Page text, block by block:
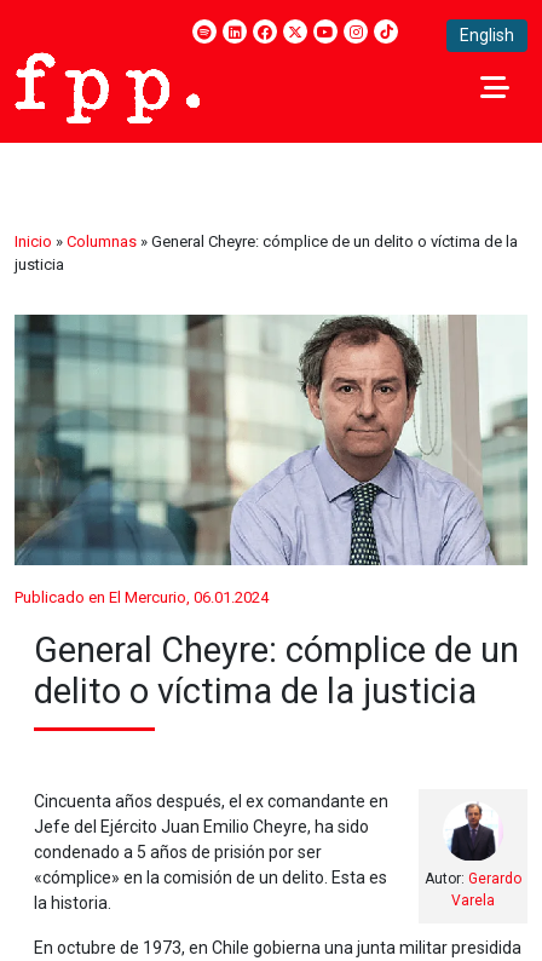
English
Inicio » Columnas » General Cheyre: cómplice de un delito o víctima de la
justicia
Publicado en El Mercurio, 06.01.2024
General Cheyre: cómplice de un
delito o víctima de la justicia
Autor: Gerardo
Varela
Cincuenta años después, el ex comandante en
Jefe del Ejército Juan Emilio Cheyre, ha sido
condenado a 5 años de prisión por ser
«cómplice» en la comisión de un delito. Esta es
la historia.
En octubre de 1973, en Chile gobierna una junta militar presidida